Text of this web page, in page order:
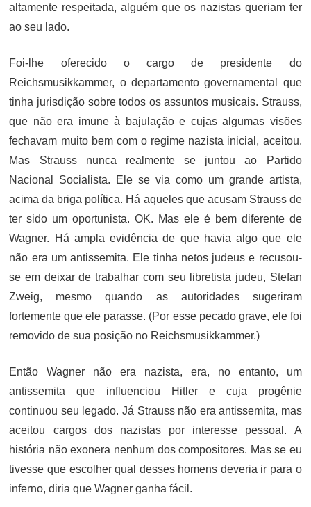
altamente respeitada, alguém que os nazistas queriam ter
ao seu lado.
Foi-lhe oferecido o cargo de presidente do
Reichsmusikkammer, o departamento governamental que
tinha jurisdição sobre todos os assuntos musicais. Strauss,
que não era imune à bajulação e cujas algumas visões
fechavam muito bem com o regime nazista inicial, aceitou.
Mas Strauss nunca realmente se juntou ao Partido
Nacional Socialista. Ele se via como um grande artista,
acima da briga política. Há aqueles que acusam Strauss de
ter sido um oportunista. OK. Mas ele é bem diferente de
Wagner. Há ampla evidência de que havia algo que ele
não era um antissemita. Ele tinha netos judeus e recusou-
se em deixar de trabalhar com seu libretista judeu, Stefan
Zweig, mesmo quando as autoridades sugeriram
fortemente que ele parasse. (Por esse pecado grave, ele foi
removido de sua posição no Reichsmusikkammer.)
Então Wagner não era nazista, era, no entanto, um
antissemita que influenciou Hitler e cuja progênie
continuou seu legado. Já Strauss não era antissemita, mas
aceitou cargos dos nazistas por interesse pessoal. A
história não exonera nenhum dos compositores. Mas se eu
tivesse que escolher qual desses homens deveria ir para o
inferno, diria que Wagner ganha fácil.